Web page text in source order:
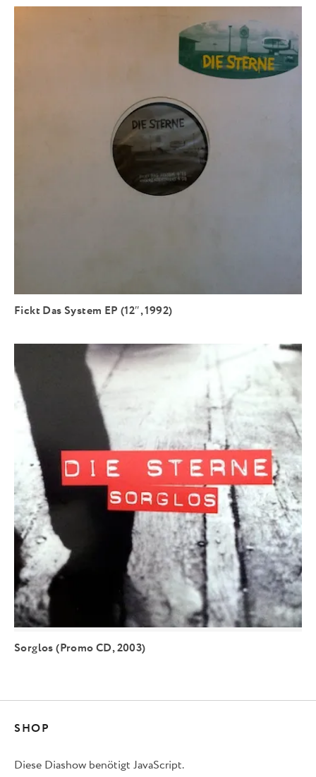
Fickt Das System EP (12″, 1992)
Sorglos (Promo CD, 2003)
SHOP
Diese Diashow benötigt JavaScript.